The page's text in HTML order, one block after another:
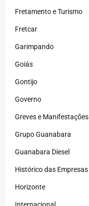
Fretamento e Turismo
Fretcar
Garimpando
Goiás
Gontijo
Governo
Greves e Manifestações
Grupo Guanabara
Guanabara Diesel
Histórico das Empresas
Horizonte
Internacional